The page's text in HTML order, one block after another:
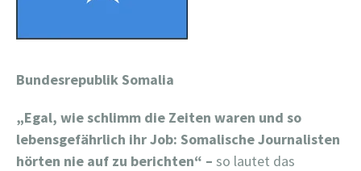
Bundesrepublik Somalia
„Egal, wie schlimm die Zeiten waren und so
lebensgefährlich ihr Job: Somalische Journalisten
hörten nie auf zu berichten“ – so lautet das